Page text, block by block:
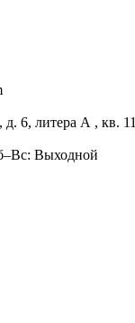
д. 6, литера А , кв. 11
Выходной